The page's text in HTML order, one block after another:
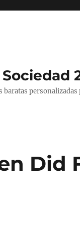
baratas
Did